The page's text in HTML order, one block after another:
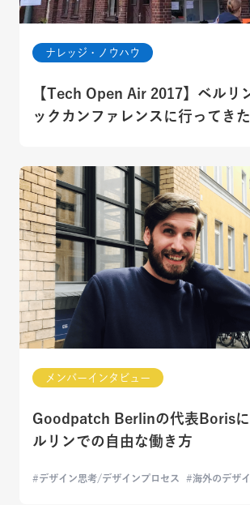
ナレッジ・ノウハウ
【Tech Open Air 2017】ベルリ
ックカンファレンスに行ってきた
メンバーインタビュー
Goodpatch Berlinの代表Boris
ルリンでの自由な働き方
デザイン思考/デザインプロセス 海外のデザ